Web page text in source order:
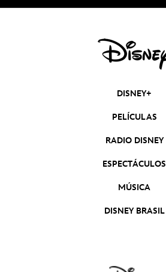
DISNEY+
PELÍCULAS
RADIO DISNEY
ESPECTÁCULOS
MÚSICA
DISNEY BRASIL